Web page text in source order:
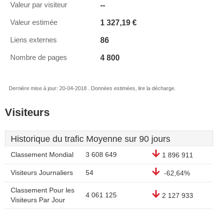
Valeur par visiteur --
Valeur estimée 1 327,19 €
Liens externes 86
Nombre de pages 4 800
Dernière mise à jour: 20-04-2018 . Données estimées, lire la décharge.
Visiteurs
Historique du trafic Moyenne sur 90 jours
Classement Mondial 3 608 649 1 896 911
Visiteurs Journaliers 54 -62,64%
Classement Pour les
Visiteurs Par Jour
4 061 125 2 127 933